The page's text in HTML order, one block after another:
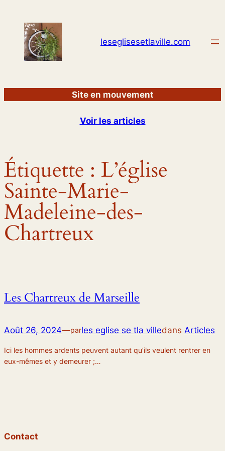
contenu
leseglisesetlaville.com
Site en mouvement
Voir les articles
Étiquette : L’église
Sainte-Marie-
Madeleine-des-
Chartreux
Les Chartreux de Marseille
Août 26, 2024—parles eglise se tla villedans Articles
Ici les hommes ardents peuvent autant qu’ils veulent rentrer en
eux-mêmes et y demeurer ;…
Contact